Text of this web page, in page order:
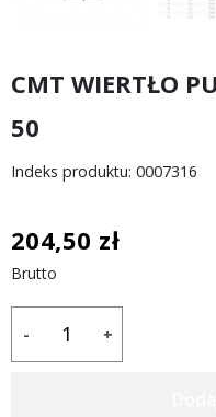
CMT WIERTŁO
50
Indeks produktu: 0007316
204,50 zł
Brutto
- +